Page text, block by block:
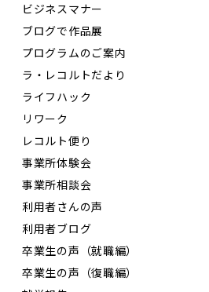
ビジネスマナー
ブログで作品展
プログラムのご案内
ラ・レコルトだより
ライフハック
リワーク
レコルト便り
事業所体験会
事業所相談会
利用者さんの声
利用者ブログ
卒業生の声（就職編）
卒業生の声（復職編）